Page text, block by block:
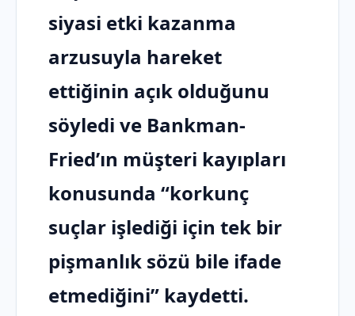
siyasi etki kazanma
arzusuyla hareket
ettiğinin açık olduğunu
söyledi ve Bankman-
Fried’ın müşteri kayıpları
konusunda “korkunç
suçlar işlediği için tek bir
pişmanlık sözü bile ifade
etmediğini” kaydetti.